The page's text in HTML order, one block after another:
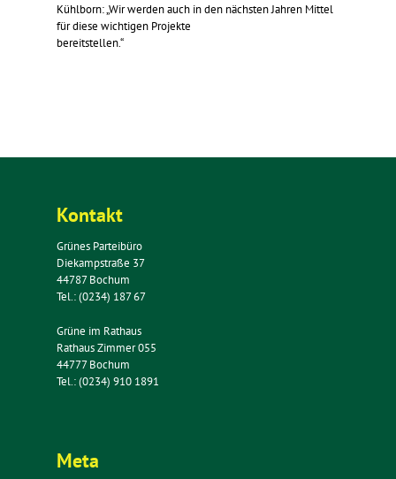
Kühlborn: „Wir werden auch in den nächsten Jahren Mittel
für diese wichtigen Projekte
bereitstellen.“
Kontakt
Grünes Parteibüro
Diekampstraße 37
44787 Bochum
Tel.: (0234) 187 67
Grüne im Rathaus
Rathaus Zimmer 055
44777 Bochum
Tel.: (0234) 910 1891
Meta